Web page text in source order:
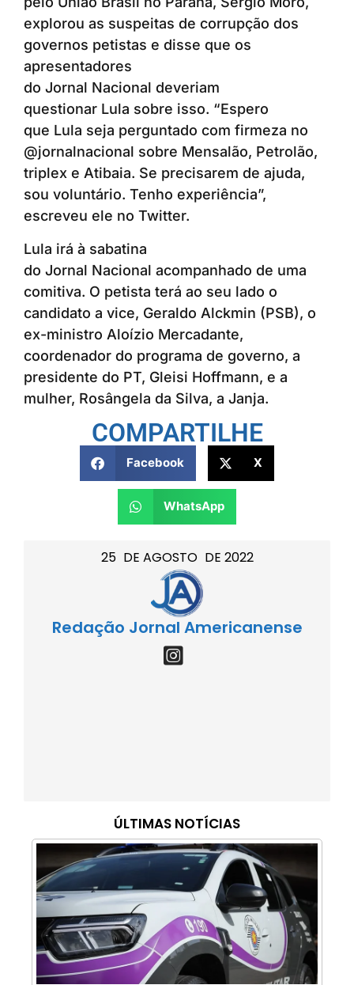
25 DE AGOSTO DE 2022
Redação Jornal Americanense
ÚLTIMAS NOTÍCIAS
explorou as suspeitas de corrupção dos
governos petistas e disse que os
apresentadores
do Jornal Nacional deveriam
questionar Lula sobre isso. “Espero
que Lula seja perguntado com firmeza no
@jornalnacional sobre Mensalão, Petrolão,
triplex e Atibaia. Se precisarem de ajuda,
sou voluntário. Tenho experiência”,
escreveu ele no Twitter.
Lula irá à sabatina
do Jornal Nacional acompanhado de uma
comitiva. O petista terá ao seu lado o
candidato a vice, Geraldo Alckmin (PSB), o
ex-ministro Aloízio Mercadante,
coordenador do programa de governo, a
presidente do PT, Gleisi Hoffmann, e a
mulher, Rosângela da Silva, a Janja.
COMPARTILHE
Facebook X
WhatsApp